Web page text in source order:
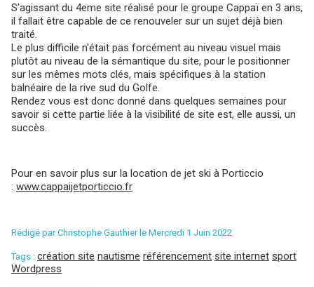
S'agissant du 4eme site réalisé pour le groupe Cappaï en 3 ans,
il fallait être capable de ce renouveler sur un sujet déjà bien
traité.
Le plus difficile n'était pas forcément au niveau visuel mais
plutôt au niveau de la sémantique du site, pour le positionner
sur les mêmes mots clés, mais spécifiques à la station
balnéaire de la rive sud du Golfe.
Rendez vous est donc donné dans quelques semaines pour
savoir si cette partie liée à la visibilité de site est, elle aussi, un
succès.
Pour en savoir plus sur la location de jet ski à Porticcio
: www.cappaijetporticcio.fr
Rédigé parChristophe Gauthierle Mercredi 1 Juin 2022
Tags : création site nautisme référencement site internet sport
Wordpress